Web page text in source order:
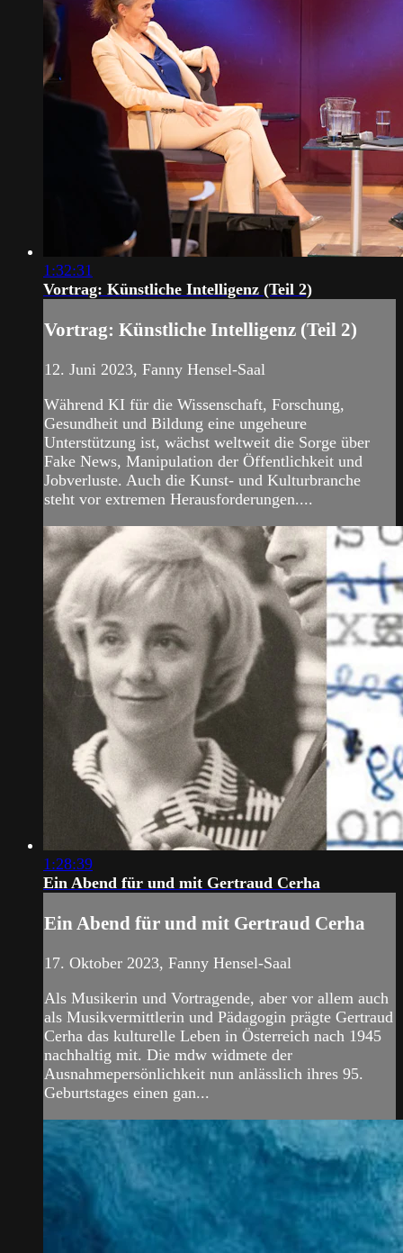
1:32:31
Vortrag: Künstliche Intelligenz (Teil 2)
Vortrag: Künstliche Intelligenz (Teil 2)
12. Juni 2023, Fanny Hensel-Saal
Während KI für die Wissenschaft, Forschung,
Gesundheit und Bildung eine ungeheure
Unterstützung ist, wächst weltweit die Sorge über
Fake News, Manipulation der Öffentlichkeit und
Jobverluste. Auch die Kunst- und Kulturbranche
steht vor extremen Herausforderungen....
1:28:39
Ein Abend für und mit Gertraud Cerha
Ein Abend für und mit Gertraud Cerha
17. Oktober 2023, Fanny Hensel-Saal
Als Musikerin und Vortragende, aber vor allem auch
als Musikvermittlerin und Pädagogin prägte Gertraud
Cerha das kulturelle Leben in Österreich nach 1945
nachhaltig mit. Die mdw widmete der
Ausnahmepersönlichkeit nun anlässlich ihres 95.
Geburtstages einen gan...